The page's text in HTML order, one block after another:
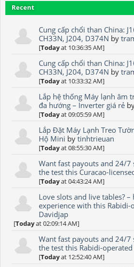
Recent
Cung cấp chổi than China:
CH33N, J204, D374N by
[Todayat 10:36:35 AM]
Cung cấp chổi than China:
CH33N, J204, D374N by
[Todayat 10:33:32 AM]
Lắp hệ thống Máy lạnh âm
đa hướng – Inverter giá rẻ
[Todayat 09:05:59 AM]
Lắp Đặt Máy Lạnh Treo
Hộ Mini bytinhtrieuan
[Todayat 08:55:30 AM]
Want fast payouts and 24/7
the test this Curacao-
[Todayat 04:43:24 AM]
Love slots and live tables? –
experience with this Rabidi-
Davidjap
[Todayat 02:09:14 AM]
Want fast payouts and 24/7
the test this Rabidi-operated
[Todayat 12:52:40 AM]